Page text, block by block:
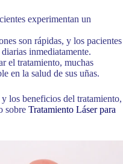
experimentan un
son rápidas, y los pacientes
inmediatamente.
el tratamiento, muchas
en la salud de sus uñas.
los beneficios del tratamiento,
sobre Tratamiento Láser para